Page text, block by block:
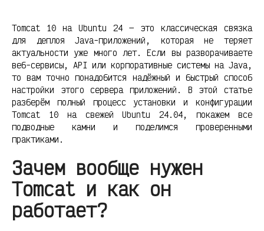
Tomcat 10 на Ubuntu 24 — это классическая связка
для деплоя Java-приложений, которая не теряет
актуальности уже много лет. Если вы разворачиваете
веб-сервисы, API или корпоративные системы на Java,
то вам точно понадобится надёжный и быстрый способ
настройки этого сервера приложений. В этой статье
разберём полный процесс установки и конфигурации
Tomcat 10 на свежей Ubuntu 24.04, покажем все
подводные камни и поделимся проверенными
практиками.
Зачем вообще нужен
Tomcat и как он
работает?